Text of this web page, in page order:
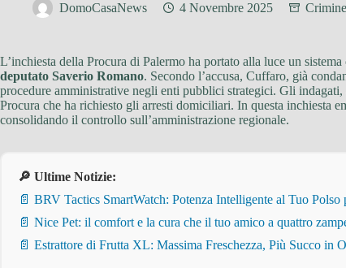
DomoCasaNews 4 Novembre 2025
L’inchiesta della Procura di Palermo ha portato alla luce un sistema
deputato Saverio Romano. Secondo l’accusa, Cuffaro, già
procedure amministrative negli enti pubblici strategici. Gli indagati,
Procura che ha richiesto gli arresti domiciliari. In questa inchiesta
consolidando il controllo sull’amministrazione regionale.
🔎 Ultime Notizie:
📄 BRV Tactics SmartWatch: Potenza Intelligente al Tuo
📄 Nice Pet: il comfort e la cura che il tuo amico a quattro
📄 Estrattore di Frutta XL: Massima Freschezza, Più Succo in